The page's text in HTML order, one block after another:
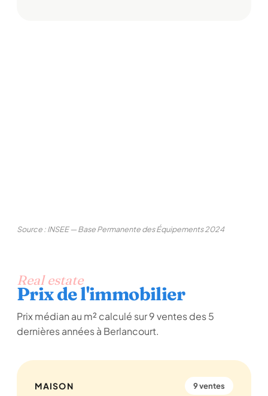
Source : INSEE — Base Permanente des Équipements 2024
Real estate
Prix de l'immobilier
Prix médian au m² calculé sur 9 ventes des 5
dernières années à Berlancourt.
MAISON 9 ventes